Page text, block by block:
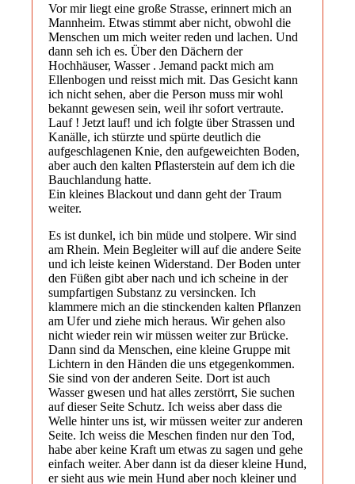
Vor mir liegt eine große Strasse, erinnert mich an
Mannheim. Etwas stimmt aber nicht, obwohl die
Menschen um mich weiter reden und lachen. Und
dann seh ich es. Über den Dächern der
Hochhäuser, Wasser . Jemand packt mich am
Ellenbogen und reisst mich mit. Das Gesicht kann
ich nicht sehen, aber die Person muss mir wohl
bekannt gewesen sein, weil ihr sofort vertraute.
Lauf ! Jetzt lauf! und ich folgte über Strassen und
Kanälle, ich stürzte und spürte deutlich die
aufgeschlagenen Knie, den aufgeweichten Boden,
aber auch den kalten Pflasterstein auf dem ich die
Bauchlandung hatte.
Ein kleines Blackout und dann geht der Traum
weiter.
Es ist dunkel, ich bin müde und stolpere. Wir sind
am Rhein. Mein Begleiter will auf die andere Seite
und ich leiste keinen Widerstand. Der Boden unter
den Füßen gibt aber nach und ich scheine in der
sumpfartigen Substanz zu versincken. Ich
klammere mich an die stinckenden kalten Pflanzen
am Ufer und ziehe mich heraus. Wir gehen also
nicht wieder rein wir müssen weiter zur Brücke.
Dann sind da Menschen, eine kleine Gruppe mit
Lichtern in den Händen die uns etgegenkommen.
Sie sind von der anderen Seite. Dort ist auch
Wasser gwesen und hat alles zerstörrt, Sie suchen
auf dieser Seite Schutz. Ich weiss aber dass die
Welle hinter uns ist, wir müssen weiter zur anderen
Seite. Ich weiss die Meschen finden nur den Tod,
habe aber keine Kraft um etwas zu sagen und gehe
einfach weiter. Aber dann ist da dieser kleine Hund,
er sieht aus wie mein Hund aber noch kleiner und